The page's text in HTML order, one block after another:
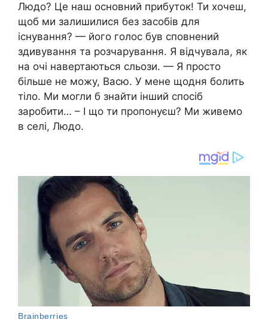
Людо? Це наш основний прибуток! Ти хочеш,
щоб ми залишилися без засобів для
існування? — його голос був сповнений
здивування та розчарування. Я відчувала, як
на очі навертаються сльози. — Я просто
більше не можу, Васю. У мене щодня болить
тіло. Ми могли б знайти інший спосіб
заробити… – І що ти пропонуєш? Ми живемо
в селі, Людо.